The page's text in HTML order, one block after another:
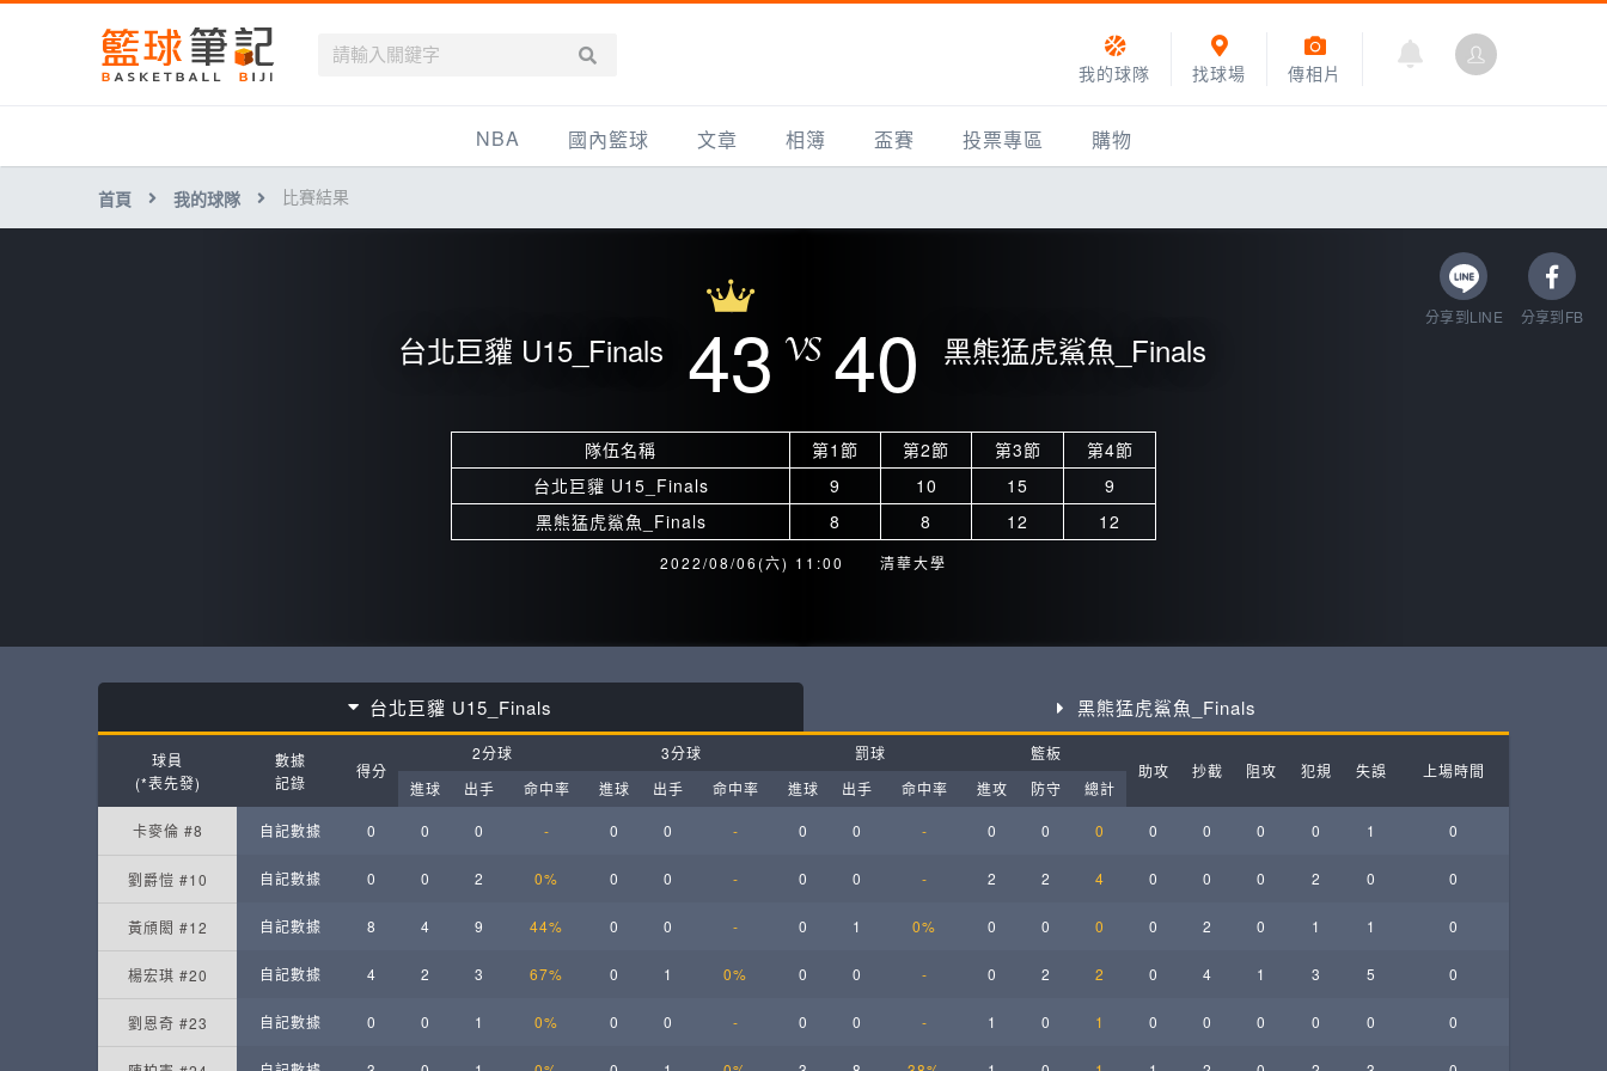
傳相片
找球場
我的球隊
NBA
戰績排名
國內籃球
HBL
文章
產品活動
知識分享
相簿
影片專區
盃賽
SHUBL世新籃球聯盟
SBC輔大超級盃
三重女子籃球聯盟
淡水豆花聯盟
EMPOWER引爆運動訓練
月見山Max League
ELITE週日籃球聯盟-中壢場
投票專區 購物
首頁 我的球隊 比賽結果
分享到LINE 分享到FB
台北巨貛 U15_Finals 43 40 黑熊猛虎鯊魚_Finals
隊伍名稱 第1節 第2節 第3節
第4節
台北巨貛 U15_Finals
9 10 15
9
黑熊猛虎鯊魚_Finals
8 8 12 12
2022/08/06(六) 11:00 清華大學
台北巨貛 U15_Finals 黑熊猛虎鯊魚_Finals
球員
(*表先發)
數據
記錄
得分
2分球 3分球 罰球
籃板
助攻
抄截 阻攻 犯規 失誤
上場時間
進球
出手 命中率 進球 出手 命中率 進球 出手 命中率 進攻 防守 總計
卡麥倫 #8 自記數據 0 0 0 - 0 0 - 0 0 - 0 0 0 0 0 0 0 1 0
劉爵愷 #10 自記數據 0 0 2 0% 0 0 - 0 0 - 2 2 4 0 0 0 2 0 0
黃頎閎 #12 自記數據 8 4 9 44% 0 0 - 0 1 0% 0 0 0 0 2 0 1 1 0
楊宏琪 #20 自記數據 4 2 3 67% 0 1 0% 0 0 - 0 2 2 0 4 1 3 5 0
劉恩奇 #23 自記數據 0 0 1 0% 0 0 - 0 0 - 1 0 1 0 0 0 0 0 0